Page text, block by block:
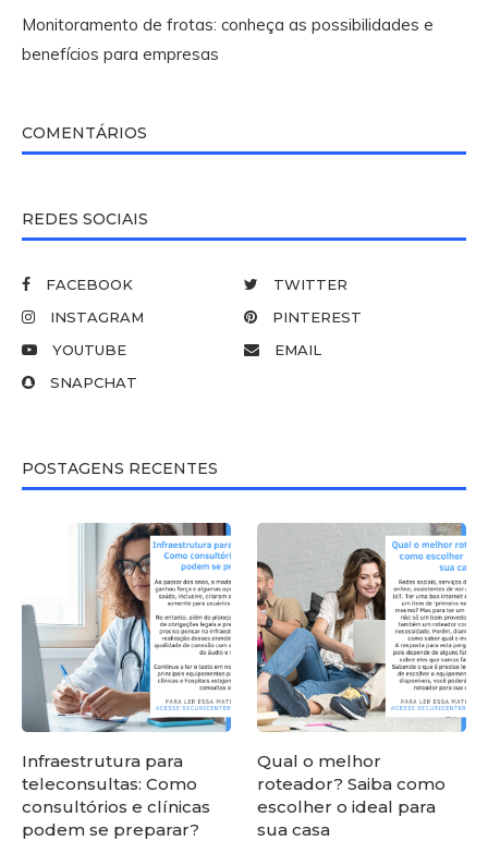
Monitoramento de frotas: conheça as possibilidades e
benefícios para empresas
COMENTÁRIOS
REDES SOCIAIS
FACEBOOK
TWITTER
INSTAGRAM
PINTEREST
YOUTUBE
EMAIL
SNAPCHAT
POSTAGENS RECENTES
Infraestrutura para
teleconsultas: Como
consultórios e clínicas
podem se preparar?
Qual o melhor
roteador? Saiba como
escolher o ideal para
sua casa